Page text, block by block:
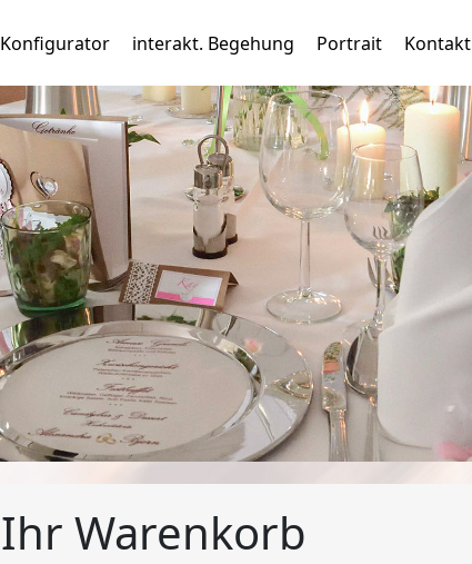
Konfigurator interakt. Begehung Portrait Kontakt
Ihr Warenkorb